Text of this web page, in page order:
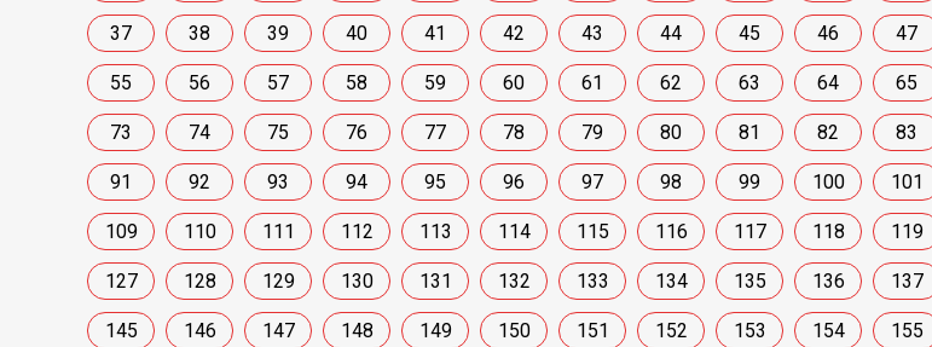
37 38 39 40 41 42 43 44 45 46 47
55 56 57 58 59 60 61 62 63 64 65
73 74 75 76 77 78 79 80 81 82 83
91 92 93 94 95 96 97 98 99 100 101
109 110 111 112 113 114 115 116 117 118 119
127 128 129 130 131 132 133 134 135 136 137
145 146 147 148 149 150 151 152 153 154 155